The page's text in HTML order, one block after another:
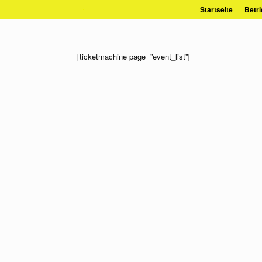
Inhalt
Startseite
[ticketmachine page=”event_list”]